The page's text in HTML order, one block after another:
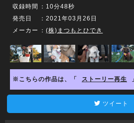
収録時間
：10分48秒
発売日
：2021年03月26日
メーカー
：(株)まつもとひでき
※こちらの作品は、「 ストーリー再生
ツイート